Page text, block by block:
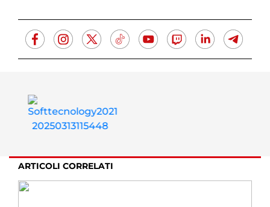
ARTICOLI CORRELATI